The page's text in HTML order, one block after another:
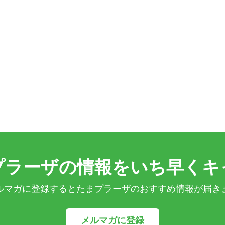
ーザの情報をいち早くキ
マガに登録するとたまプラーザのおすすめ情報が届き
メルマガに登録